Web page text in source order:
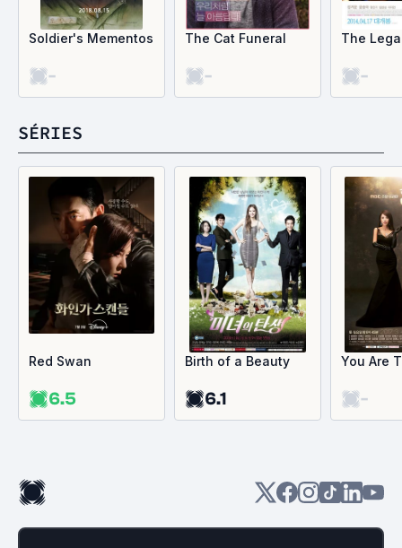
Soldier's Mementos
-
The Cat Funeral
-
The
-
SÉRIES
Red Swan
6.5
Birth of a Beauty
6.1
You Are
-